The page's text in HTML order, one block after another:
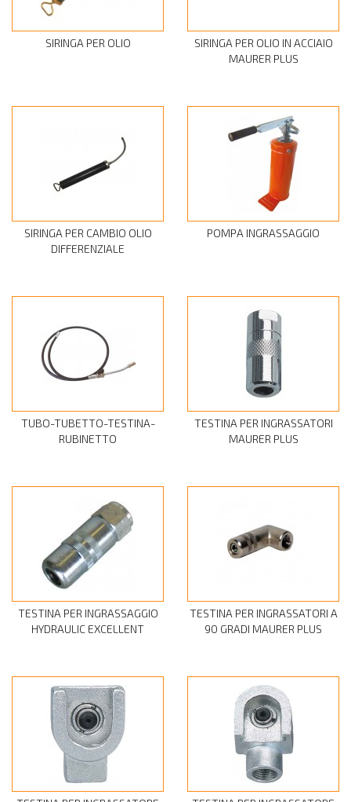
SIRINGA PER OLIO
SIRINGA PER OLIO IN ACCIAIO
MAURER PLUS
SIRINGA PER CAMBIO OLIO
DIFFERENZIALE
POMPA INGRASSAGGIO
TUBO-TUBETTO-TESTINA-
RUBINETTO
TESTINA PER INGRASSATORI
MAURER PLUS
TESTINA PER INGRASSAGGIO
HYDRAULIC EXCELLENT
TESTINA PER INGRASSATORI A
90 GRADI MAURER PLUS